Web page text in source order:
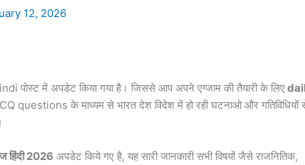
12, 2026
पोस्ट में अपडेट किया गया है। जिससे आप अपने एग्जाम की तैयारी के लिए
questions के माध्यम से भारत देश विदेश में हो रही घटनाओ और गतिविधियों
हिंदी 2026 अपडेट किये गए है, यह सारी जानकारी सभी विषयों जैसे राजनितिक,